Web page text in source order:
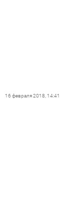
16 февраля 2018, 14:41